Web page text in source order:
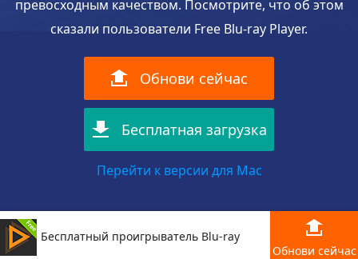
превосходным качеством. Посмотрите, что об этом
сказали пользователи Free Blu-ray Player.
Обнови сейчас
Бесплатная загрузка
Перейти к версии для Mac
Бесплатный проигрыватель Blu-ray
Обнови сейчас